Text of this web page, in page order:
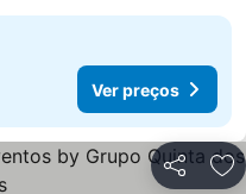
Ver preços
Partilhar